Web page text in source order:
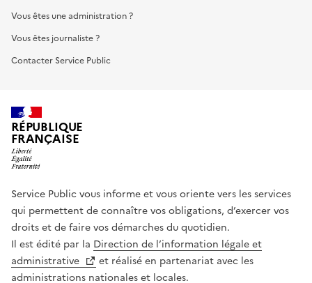
Vous êtes une administration ?
Vous êtes journaliste ?
Contacter Service Public
RÉPUBLIQUE
FRANÇAISE
Service Public vous informe et vous oriente vers les services
qui permettent de connaître vos obligations, d’exercer vos
droits et de faire vos démarches du quotidien.
Il est édité par la Direction de l’information légale et
administrative
et réalisé en partenariat avec les
administrations nationales et locales.